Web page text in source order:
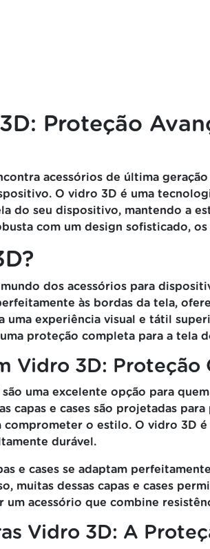
Proteção
acessórios de última
O vidro 3D é uma
do seu dispositivo, mantendo a
com um design sofisticado,
dos acessórios para
às bordas da tela,
experiência visual e tátil
proteção completa para a tela
Vidro 3D: Proteção
uma excelente opção para
capas e cases são projetadas
comprometer o estilo. O vidro 3D
durável.
e cases se adaptam
muitas dessas capas e cases
acessório que combine
Vidro 3D: A